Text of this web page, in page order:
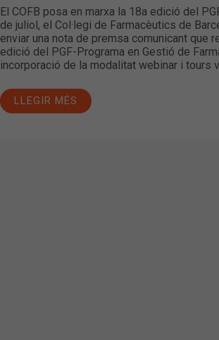
El COFB posa en marxa la 18a edició del
de juliol, el Col·legi de Farmacèutics de
enviar una nota de premsa comunicant que
edició del PGF-Programa en Gestió de
incorporació de la modalitat webinar i tours
LLEGIR MÉS